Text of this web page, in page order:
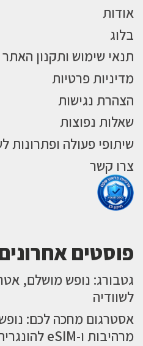
אודות
בלוג
תנאי שימוש ותקנון האתר
מדיניות פרטיות
הצהרת נגישות
שאלות נפוצות
שיתופי פעולה ופתרונות
צרו קשר
פוסטים
לשוודיה
אסטרגום מחכה לכם:
מרהיבות ו-eSIM להונגריה